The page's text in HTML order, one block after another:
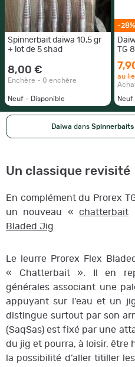
Spinnerbait daiwa 10,5 gr
+ lot de 5 shad
8,00 €
Enchère - 0 enchère
Neuf - Disponible
-28%
TG
au
Daiwa dans
Un classique revisité
En complément du Prorex
un nouveau «chatterbait
Bladed Jig
Le leurre Prorex Flex
« Chatterbait ». Il en
générales associant une
appuyant sur l’eau et un
distingue surtout par son
(SaqSas) est fixé par une
du jig et pourra, à loisir, être
la possibilité d’aller titiller